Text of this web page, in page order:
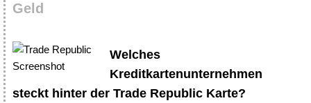
Geld
Welches
Kreditkartenunternehmen
steckt hinter der Trade Republic Karte?